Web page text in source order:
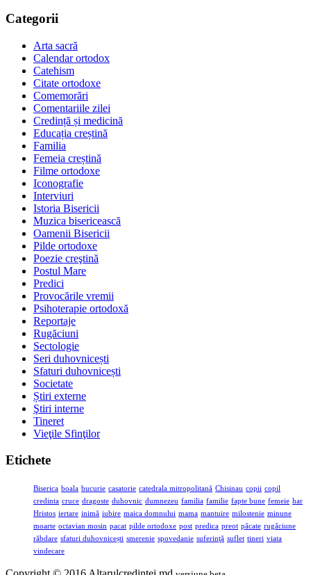
Categorii
Arta sacră
Calendar ortodox
Catehism
Citate ortodoxe
Comemorări
Comentariile zilei
Credință și medicină
Educația creștină
Familia
Femeia creștină
Filme ortodoxe
Iconografie
Interviuri
Istoria Bisericii
Muzica bisericească
Oamenii Bisericii
Pilde ortodoxe
Poezie creştină
Postul Mare
Predici
Provocările vremii
Psihoterapie ortodoxă
Reportaje
Rugăciuni
Sectologie
Seri duhovnicești
Sfaturi duhovnicești
Societate
Știri externe
Ştiri interne
Tineret
Vieţile Sfinţilor
Etichete
Biserica boala bucurie casatorie catedrala mitropolitană Chisinau copii copil
credinta cruce dragoste duhovnic dumnezeu familia familie fapte bune femeie har
Hristos iertare inimă iubire maica domnului mama mantuire milostenie minune
moarte octavian mosin pacat pilde ortodoxe post predica preot păcate rugăciune
răbdare sfaturi duhovnicești smerenie spovedanie suferinţă suflet tineri viata
vindecare